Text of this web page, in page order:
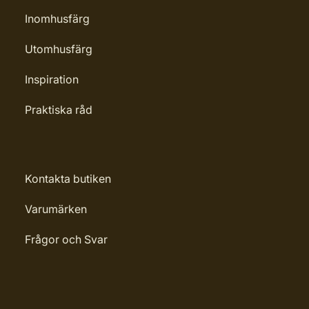
32123
Inomhusfärg
Utomhusfärg
Inspiration
Praktiska råd
Kontakta butiken
Varumärken
Frågor och Svar